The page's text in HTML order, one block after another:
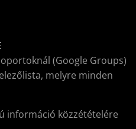
(Google Groups)
melyre minden
információ közzétételére